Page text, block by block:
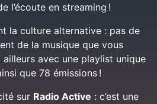
l’écoute en streaming !
la culture alternative : pas de
de la musique que vous
ailleurs avec une playlist unique
que 78 émissions !
sur Radio Active : c’est une